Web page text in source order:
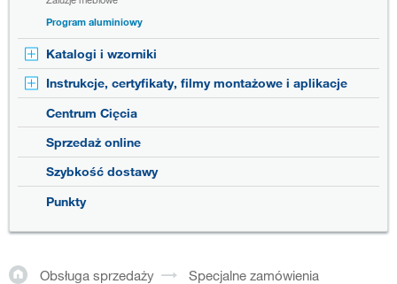
Program aluminiowy
Katalogi i wzorniki
Instrukcje, certyfikaty, filmy montażowe i aplikacje
Centrum Cięcia
Sprzedaż online
Szybkość dostawy
Punkty
Obsługa sprzedaży Specjalne zamówienia